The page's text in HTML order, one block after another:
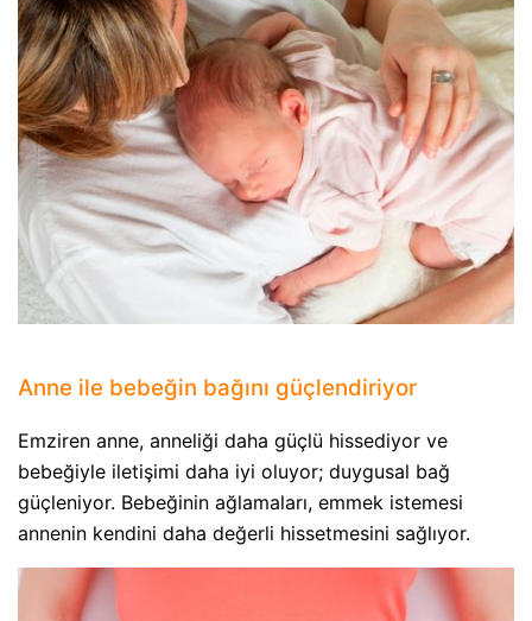
Anne ile bebeğin bağını güçlendiriyor
Emziren anne, anneliği daha güçlü hissediyor ve
bebeğiyle iletişimi daha iyi oluyor; duygusal bağ
güçleniyor. Bebeğinin ağlamaları, emmek istemesi
annenin kendini daha değerli hissetmesini sağlıyor.